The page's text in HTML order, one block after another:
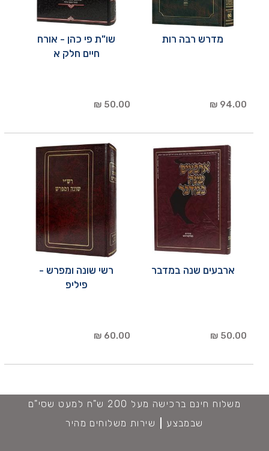
מדרש רבה רות
94.00 ₪
שו"ת פי כהן - אורח
חיים חלק א
50.00 ₪
ארבעים שנה במדבר
50.00 ₪
רשי שונה ומפרש -
פיליפ
60.00 ₪
משלוח חינם ברכישה מעל 200 ש"ח למעט שסי"ם
שבמבצע
שירות משלוחים מהיר